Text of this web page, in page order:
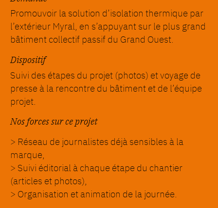
Promouvoir la solution d’isolation thermique par
l’extérieur Myral, en s’appuyant sur le plus grand
bâtiment collectif passif du Grand Ouest.
Dispositif
Suivi des étapes du projet (photos) et voyage de
presse à la rencontre du bâtiment et de l’équipe
projet.
Nos forces sur ce projet
> Réseau de journalistes déjà sensibles à la
marque,
> Suivi éditorial à chaque étape du chantier
(articles et photos),
> Organisation et animation de la journée.